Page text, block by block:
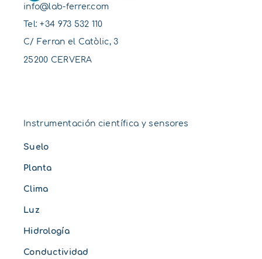
info@lab-ferrer.com
Tel:+34 973 532 110
C/ Ferran el Catòlic, 3
25200 CERVERA
Instrumentación científica y sensores
Suelo
Planta
Clima
Luz
Hidrología
Conductividad